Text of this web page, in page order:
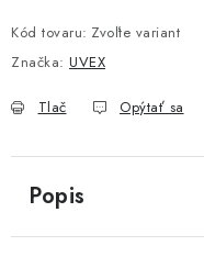
Kód tovaru: Zvoľte variant
Značka: UVEX
Tlač Opýtať sa
Popis